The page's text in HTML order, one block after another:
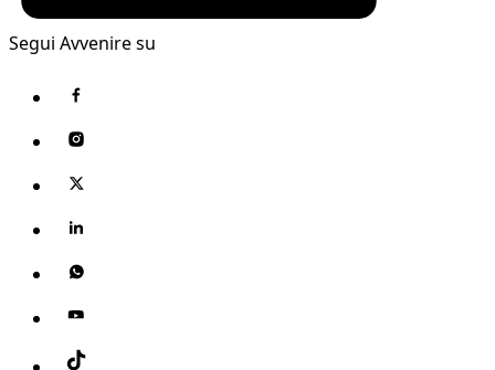
Segui Avvenire su